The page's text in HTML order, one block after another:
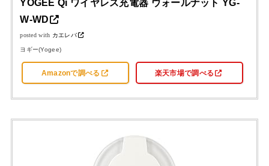
YOGEE Qi ワイヤレス充電器 ウォールナット YG-
W-WD
posted with カエレバ
ヨギー(Yogee)
Amazonで調べる 楽天市場で調べる